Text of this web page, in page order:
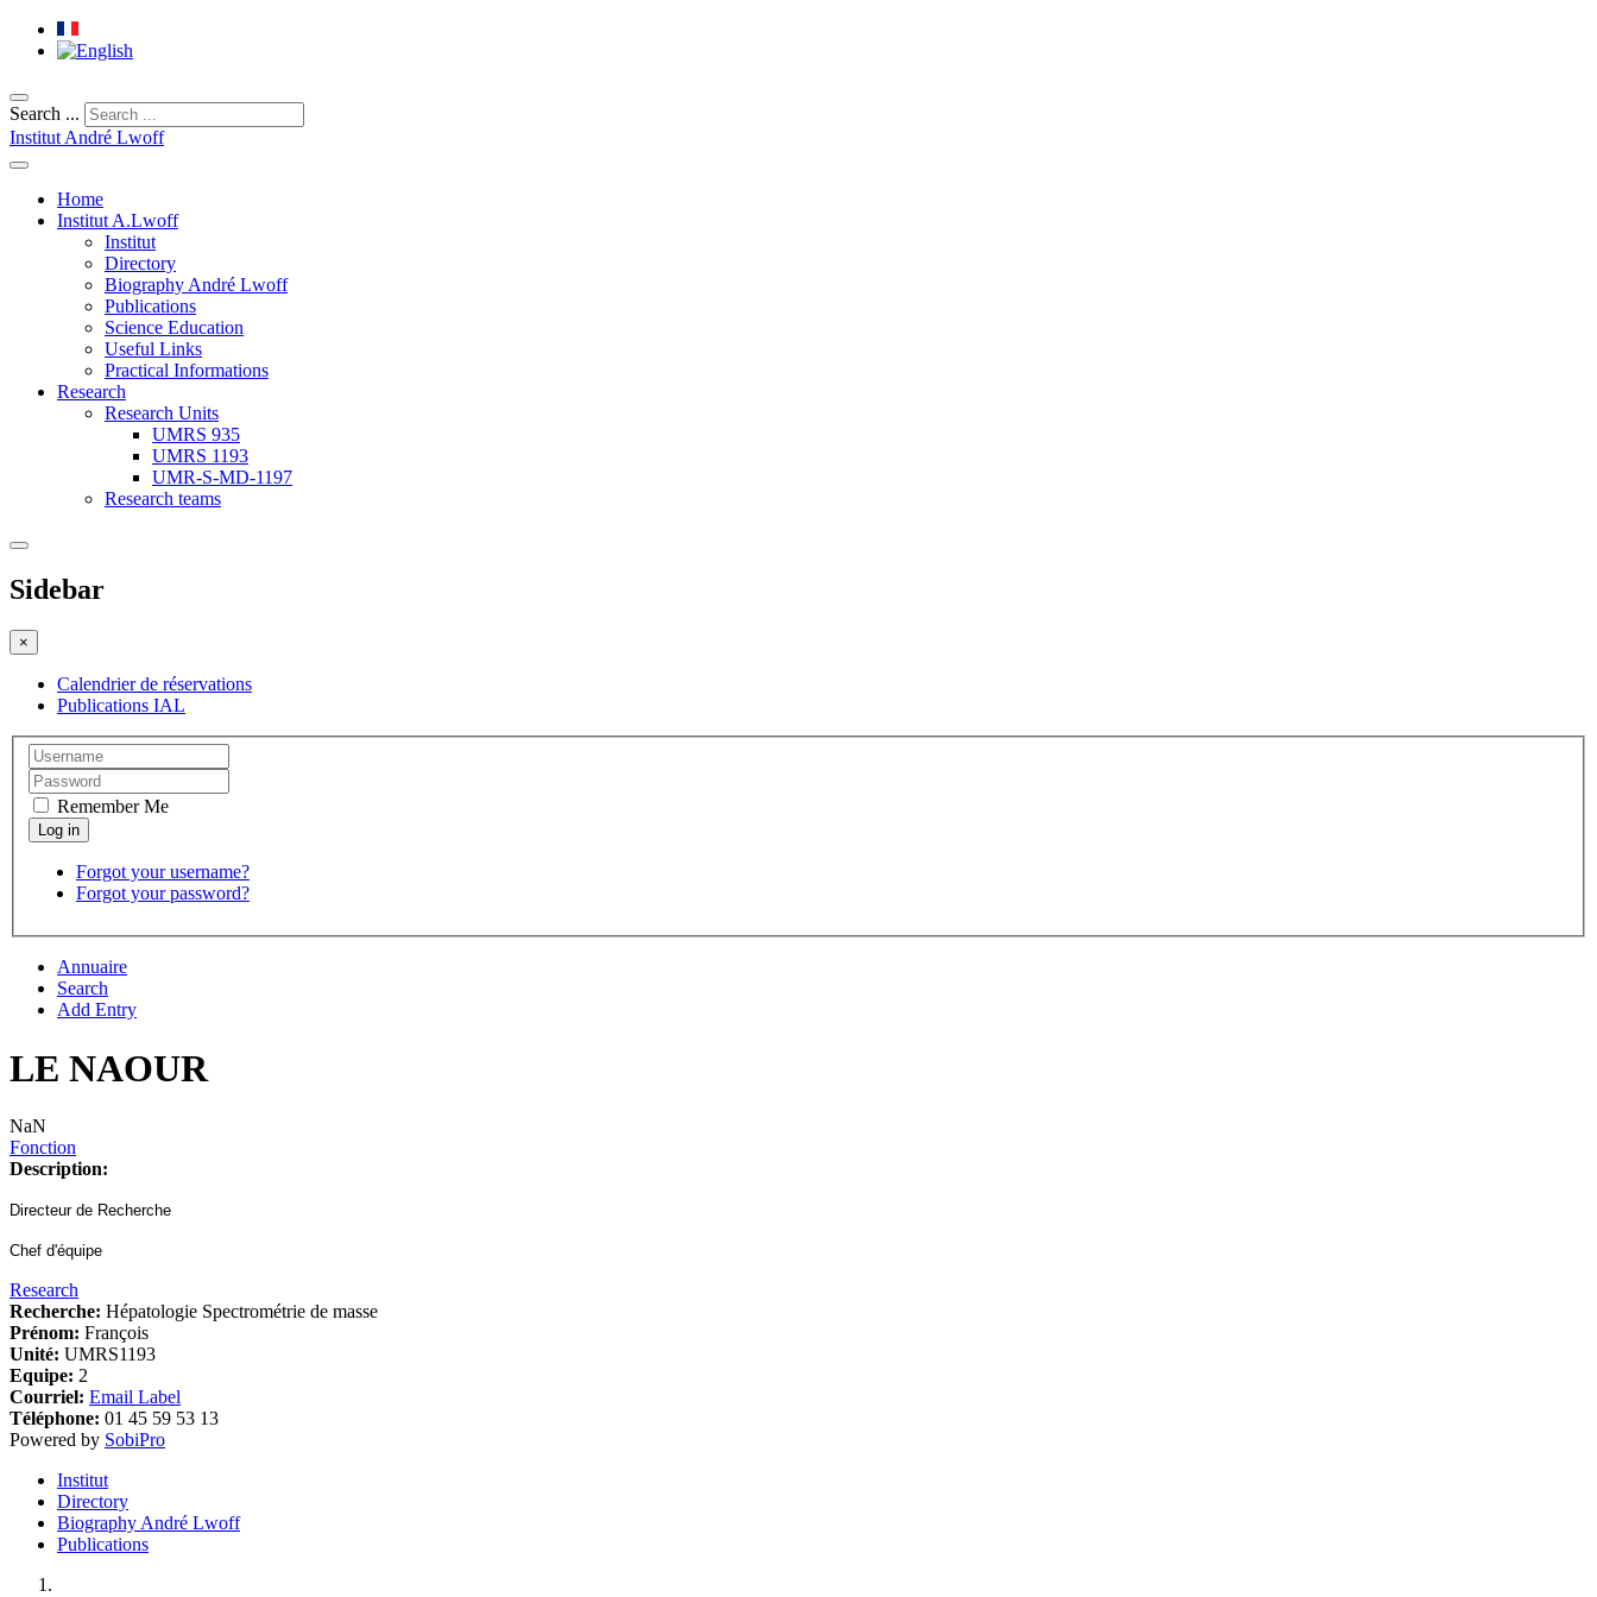
Search ...
Institut André Lwoff
Home
Institut A.Lwoff
Institut
Directory
Biography André Lwoff
Publications
Science Education
Useful Links
Practical Informations
Research
Research Units
UMRS 935
UMRS 1193
UMR-S-MD-1197
Research teams
Sidebar
×
Calendrier de réservations
Publications IAL
Remember Me
Forgot your username?
Forgot your password?
Annuaire
Search
Add Entry
LE NAOUR
NaN
Fonction
Description:
Directeur de Recherche
Chef d'équipe
Research
Recherche: Hépatologie Spectrométrie de masse
Prénom: François
Unité: UMRS1193
Equipe: 2
Courriel: Email Label
Téléphone: 01 45 59 53 13
Powered by SobiPro
Institut
Directory
Biography André Lwoff
Publications